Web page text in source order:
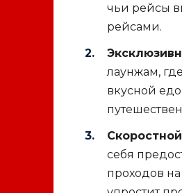
чьи рейсы
рейсами.
лаунжам,
вкусной
себя
проходов